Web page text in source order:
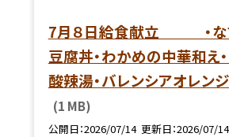
7月８日給食献立 ・な
豆腐丼・わかめの中華和え
酸辣湯・バレンシアオレン
(1 MB)
公開日 2026/07/14 更新日 2026/07/14